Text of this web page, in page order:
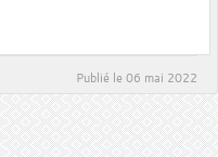
Publié le 06 mai 2022